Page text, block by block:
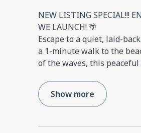
NEW LISTING SPECIAL!!!
WE LAUNCH! 🌴
Escape to a quiet, laid-
a 1-minute walk to the
of the waves, this
Show more